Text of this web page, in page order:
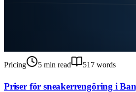
Pricing 5 min read 517 words
Priser för sneakerrengöring i